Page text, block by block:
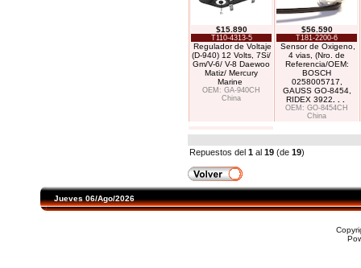
$15.890
T110-4313-5
Regulador de Voltaje
(D-940) 12 Volts, 7Si/
Gm/V-6/ V-8 Daewoo
Matiz/ Mercury
Marine
OEM: GA-940CH
China
$56.590
T181-2200-6
Sensor de Oxigeno,
4 vias, (Nro. de
Referencia/OEM:
BOSCH
0258005717,
GAUSS GO-8454,
RIDEX 3922
OEM: GO-8454CH
China
Repuestos del 1 al 19 (de 19)
Jueves 06/Ago/2026